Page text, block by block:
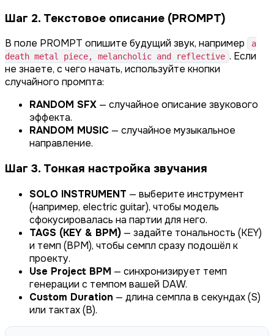
Шаг 2. Текстовое описание (PROMPT)
В поле PROMPT опишите будущий звук, например
a
death metal piece, melancholic and reflective . Если
не знаете, с чего начать, используйте кнопки
случайного промпта:
RANDOM SFX — случайное описание звукового
эффекта.
RANDOM MUSIC — случайное музыкальное
направление.
Шаг 3. Тонкая настройка звучания
SOLO INSTRUMENT — выберите инструмент
(например, electric guitar), чтобы модель
сфокусировалась на партии для него.
TAGS (KEY & BPM) — задайте тональность (KEY)
и темп (BPM), чтобы семпл сразу подошёл к
проекту.
Use Project BPM — синхронизирует темп
генерации с темпом вашей DAW.
Custom Duration — длина семпла в секундах (S)
или тактах (B).